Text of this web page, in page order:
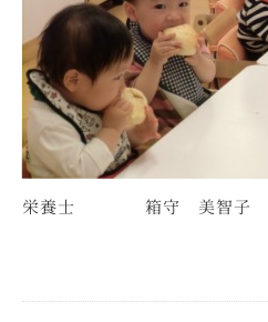
栄養士 箱守 美智子